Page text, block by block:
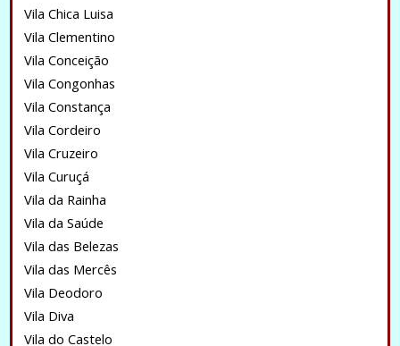
Vila Chica Luisa
Vila Clementino
Vila Conceição
Vila Congonhas
Vila Constança
Vila Cordeiro
Vila Cruzeiro
Vila Curuçá
Vila da Rainha
Vila da Saúde
Vila das Belezas
Vila das Mercês
Vila Deodoro
Vila Diva
Vila do Castelo